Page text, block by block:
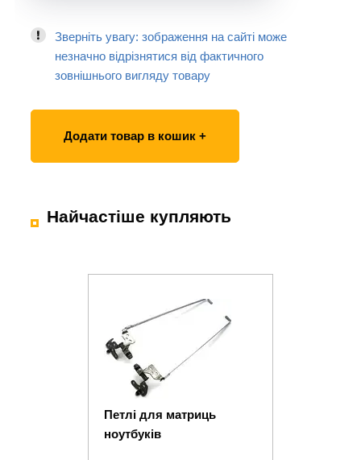
Зверніть увагу: зображення на сайті може
незначно відрізнятися від фактичного
зовнішнього вигляду товару
Додати товар в кошик +
Найчастіше купляють
Петлі для матриць
ноутбуків